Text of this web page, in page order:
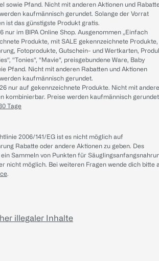
sowie Pfand. Nicht mit anderen Aktionen und
kaufmännisch gerundet. Solange der Vorrat
ist das günstigste Produkt gratis.
nur im BIPA Online Shop. Ausgenommen „Einfach
Produkte, mit SALE gekennzeichnete Produkte,
Fotoprodukte, Gutschein- und Wertkarten,
“Tonies“, “Mavie“, preisgebundene Ware, Baby
Pfand. Nicht mit anderen Rabatten und Aktionen
kaufmännisch gerundet.
nur auf gekennzeichnete Produkte. Nicht mit
kombinierbar. Preise werden kaufmännisch
Tage
2006/141/EG ist es nicht möglich auf
Rabatte oder andere Aktionen zu geben. Des
Sammeln von Punkten für
nicht möglich. Bei weiteren Fragen wende dich bitte
.
illegaler Inhalte